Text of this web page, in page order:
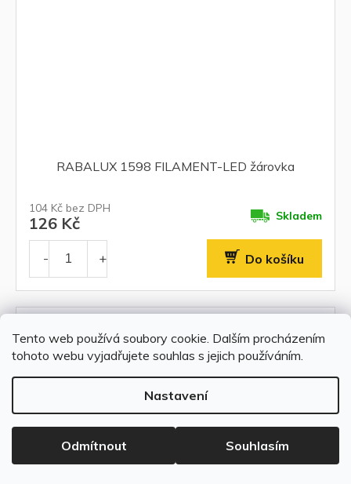
Tento web používá soubory cookie. Dalším procházením
tohoto webu vyjadřujete souhlas s jejich používáním.
Nastavení
Odmítnout Souhlasím
RABALUX 1598 FILAMENT-LED žárovka
104 Kč bez DPH
126 Kč Skladem
Do košíku